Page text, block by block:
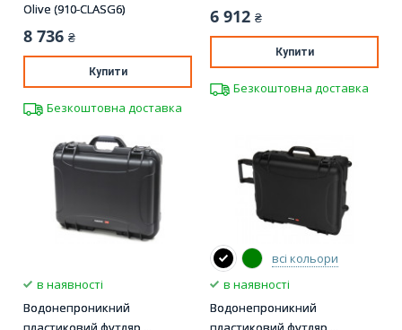
Olive (910-CLASG6)
8 736 ₴
Купити
Безкоштовна доставка
6 912 ₴
Купити
Безкоштовна доставка
в наявності
Водонепроникний
всі кольори
в наявності
Водонепроникний